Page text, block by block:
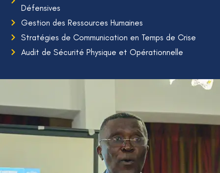
Défensives
Gestion des Ressources Humaines
Stratégies de Communication en Temps de Crise
Audit de Sécurité Physique et Opérationnelle